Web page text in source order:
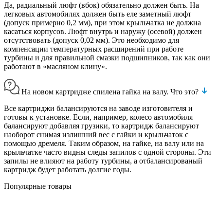
Да, радиальный люфт (вбок) обязательно должен быть. На
легковых автомобилях должен быть еле заметный люфт
(допуск примерно 0,2 мм), при этом крыльчатка не должна
касаться корпусов. Люфт внутрь и наружу (осевой) должен
отсутствовать (допуск 0,02 мм). Это необходимо для
компенсации температурных расширений при работе
турбины и для правильной смазки подшипников, так как они
работают в «масляном клину».
На новом картридже спилена гайка на валу. Что это?
Все картриджи балансируются на заводе изготовителя и
готовы к установке. Если, например, колесо автомобиля
балансируют добавляя грузики, то картридж балансируют
наоборот снимая излишний вес с гайки и крыльчаток с
помощью дремеля. Таким образом, на гайке, на валу или на
крыльчатке часто видны следы запилов с одной стороны. Эти
запилы не влияют на работу турбины, а отбалансированый
картридж будет работать долгие годы.
Популярные товары